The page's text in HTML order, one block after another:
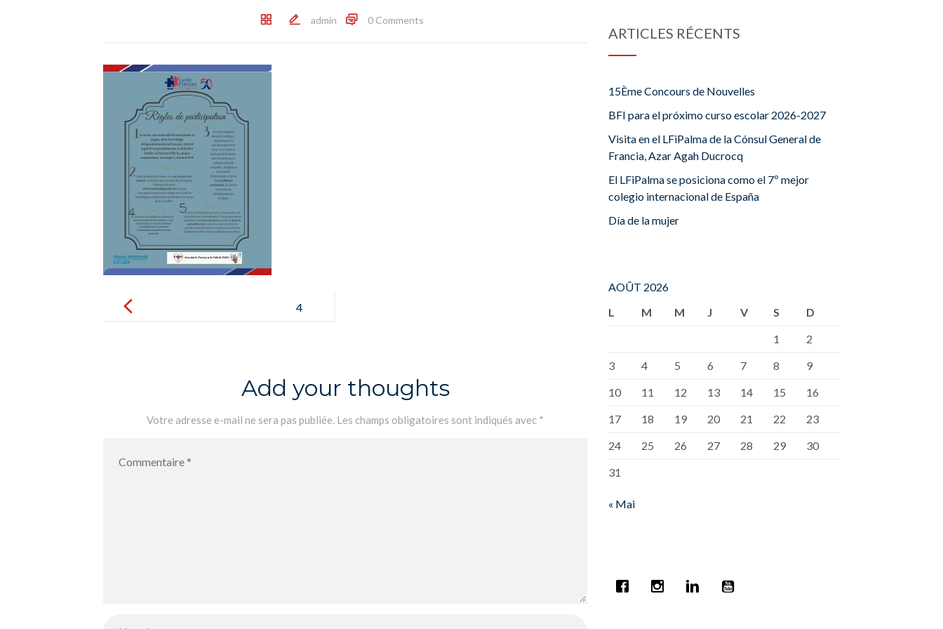
admin 0 Comments
navigation
4
Add your thoughts
Votre adresse e-mail ne sera pas publiée. Les champs obligatoires sont indiqués avec *
ARTICLES RÉCENTS
15Ème Concours de Nouvelles
BFI para el próximo curso escolar 2026-2027
Visita en el LFiPalma de la Cónsul General de
Francia, Azar Agah Ducrocq
El LFiPalma se posiciona como el 7º mejor
colegio internacional de España
Día de la mujer
AOÛT 2026
L
M M J V S
D
1
2
3
4 5 6 7 8
9
10
11 12 13 14 15
16
17
18 19 20 21 22
23
24
25 26 27 28 29
30
31
« Mai